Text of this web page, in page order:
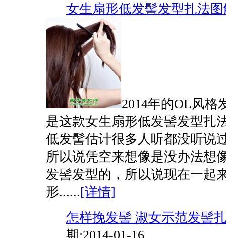
女生扇形低发髻发型扎法
2014年的OL风格
是这款女生扇形低发髻发型扎
低发髻估计很多人听都没听说
所以说凭空来想像是没办法想
发髻发型的，所以说现在一起
形......[详情]
怎样挽发髻 淑女示范发髻
期:2014-01-16